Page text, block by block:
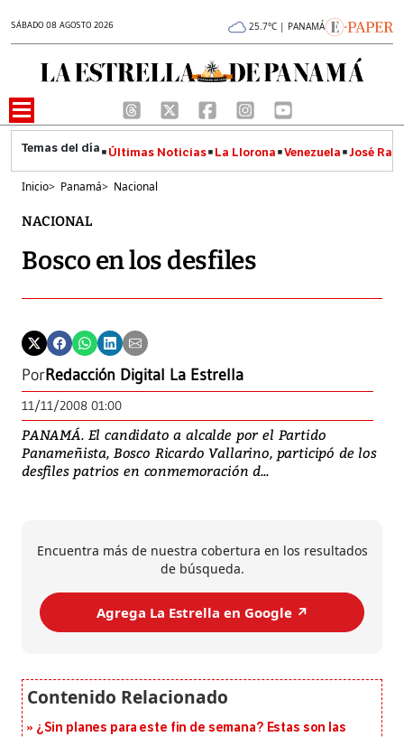
SÁBADO 08 AGOSTO 2026 25.7°C | PANAMÁ
Últimas Noticias La Llorona Venezuela José
Inicio> Panamá> Nacional
NACIONAL
Bosco en los desfiles
PorRedacción Digital La Estrella
11/11/2008 01:00
PANAMÁ. El candidato a alcalde por el Partido
Panameñista, Bosco Ricardo Vallarino, participó de los
desfiles patrios en conmemoración d...
Encuentra más de nuestra cobertura en los resultados
de búsqueda.
Agrega La Estrella en Google ↗️
¿Sin planes para este fin de semana? Estas son las